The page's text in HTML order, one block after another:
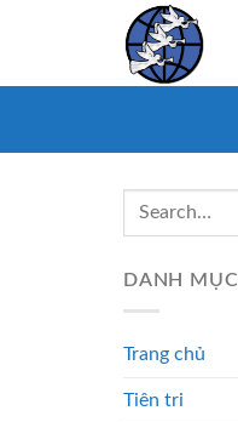
DANH MỤC
Trang chủ
Tiên tri